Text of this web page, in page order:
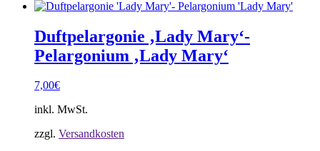
Duftpelargonie ‚Lady Mary‘-
Pelargonium ‚Lady Mary‘
7,00€
inkl. MwSt.
zzgl. Versandkosten